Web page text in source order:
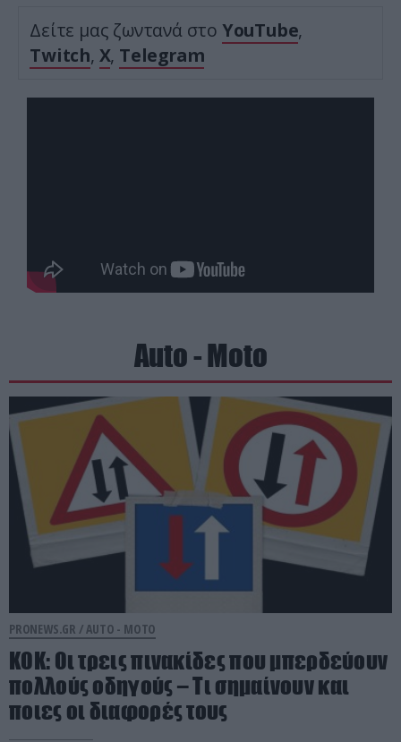
Δείτε μας ζωντανά στο YouTube,
Twitch, X, Telegram
Auto - Moto
PRONEWS.GR /AUTO - MOTO
ΚΟΚ: Οι τρεις πινακίδες που μπερδεύουν
πολλούς οδηγούς – Τι σημαίνουν και
ποιες οι διαφορές τους